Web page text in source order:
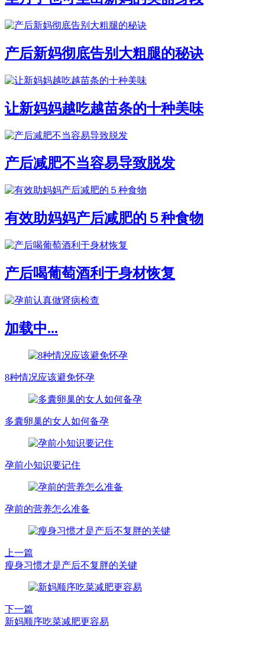
产后新妈彻底告别大粗腿的秘诀
让新妈妈越吃越苗条的十种美味
产后减肥不当容易导致脱发
有效助妈妈产后减肥的５种食物
产后喝葡萄酒利于身材恢复
加载中...
8种情况应该避免怀孕
多囊卵巢的女人如何备孕
孕前小知识要记住
孕前的营养怎么准备
上一篇
瘦身习惯才是产后不复胖的关键
下一篇
新妈顺序吃菜减肥更容易